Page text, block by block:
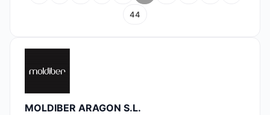
44
MOLDIBER ARAGON S.L.